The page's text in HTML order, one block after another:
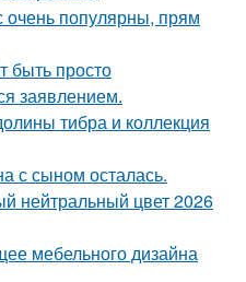
очень популярны, прям
быть просто
заявлением.
тибра и коллекция
с сыном осталась.
нейтральный цвет 2026
мебельного дизайна